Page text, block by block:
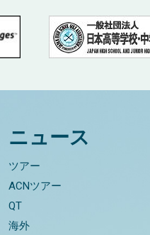
ニュース
ツアー
ACNツアー
QT
海外